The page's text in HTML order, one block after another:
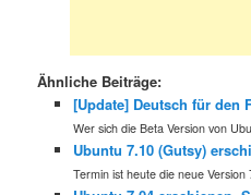
Ähnliche Beiträge:
[Update] Deutsch für den
Wer sich die Beta Version von
Ubuntu 7.10 (Gutsy)
Termin ist heute die neue Version